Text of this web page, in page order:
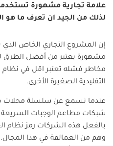
علامة تجارية مشهورة
لذلك من الجيد ان تعرف ما هو
إن المشروع التجاري الخاص الذي
مشهورة يعتبر من أفضل الطرق
مخاطر فشله تعتبر اقل في نظام
التقليدية الصغيرة الأخرى.
عندما نسمع عن سلسلة محلات
شبكات مطاعم الوجبات السريعة
بالفعل هذه الشركات رمز نظام
وهم من العمالقة في هذا